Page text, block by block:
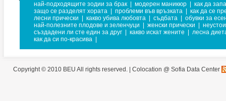
най-подходящите зодии за брак модерен маникюр
как да
защо се разделят хората
проблеми във връзката
как да се
лесни прически
какво убива любовта съдбата
обувки за
най-полезните плодове и зеленчуци
женски прически
създадени ли сте един за друг
какво искат жените
лесна
как да си по-красива
Copyright © 2010 BEU All rights reserved. | Colocation @ Sofia Data Center